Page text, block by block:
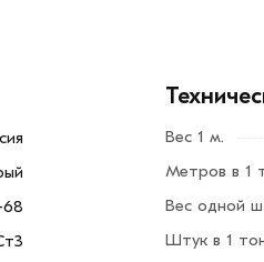
сайте.
Вес 1 м.
Метров в 1
Вес одной
Штук в 1